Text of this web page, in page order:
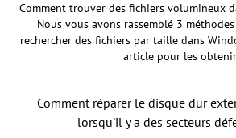
Comment trouver des fichiers volumineux
Nous vous avons rassemblé 3
rechercher des fichiers par taille dans
article pour les
Comment réparer le disque dur
lorsqu'il y a des secteurs